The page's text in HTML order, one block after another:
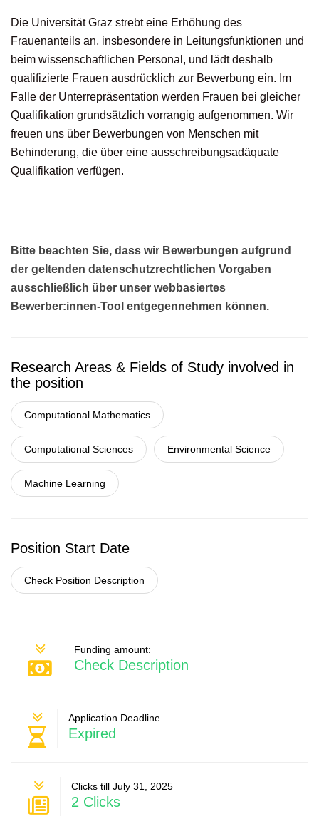
Die Universität Graz strebt eine Erhöhung des
Frauenanteils an, insbesondere in Leitungsfunktionen und
beim wissenschaftlichen Personal, und lädt deshalb
qualifizierte Frauen ausdrücklich zur Bewerbung ein. Im
Falle der Unterrepräsentation werden Frauen bei gleicher
Qualifikation grundsätzlich vorrangig aufgenommen. Wir
freuen uns über Bewerbungen von Menschen mit
Behinderung, die über eine ausschreibungsadäquate
Qualifikation verfügen.
Bitte beachten Sie, dass wir Bewerbungen aufgrund
der geltenden datenschutzrechtlichen Vorgaben
ausschließlich über unser webbasiertes
Bewerber:innen-Tool entgegennehmen können.
Research Areas & Fields of Study involved in
the position
Computational Mathematics
Computational Sciences Environmental Science
Machine Learning
Position Start Date
Check Position Description
Funding amount:
Check Description
Application Deadline
Expired
Clicks till July 31, 2025
2 Clicks